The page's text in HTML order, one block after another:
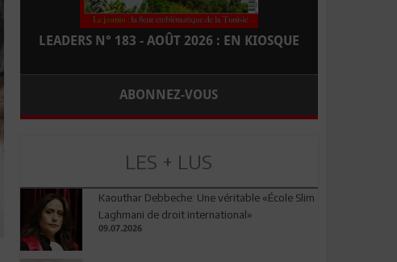
LEADERS N° 183 - AOÛT 2026 : EN KIOSQUE
ABONNEZ-VOUS
LES + LUS
Kaouthar Debbeche: Une véritable «École Slim
Laghmani de droit international»
09.07.2026